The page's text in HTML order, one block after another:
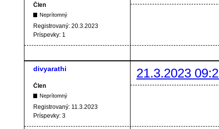
Člen
Neprítomný
Registrovaný: 20.3.2023
Príspevky: 1
divyarathi 21.3.2023
Člen
Neprítomný
Registrovaný: 11.3.2023
Príspevky: 3